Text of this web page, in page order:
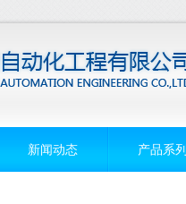
新闻动态 产品系列